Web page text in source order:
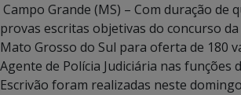
Campo Grande (MS) – Com duração de
provas escritas objetivas do concurso da
Mato Grosso do Sul para oferta de 180
Agente de Polícia Judiciária nas funções
Escrivão foram realizadas neste